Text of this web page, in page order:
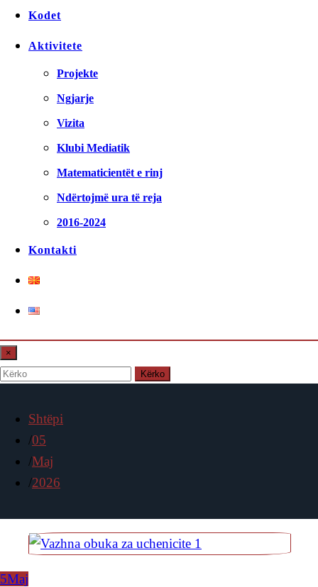
Kodet
Aktivitete
Projekte
Ngjarje
Vizita
Klubi Mediatik
Matematicientët e rinj
Ndërtojmë ura të reja
2016-2024
Kontakti
×
Kërko
Shtëpi
05
Maj
2026
5Maj